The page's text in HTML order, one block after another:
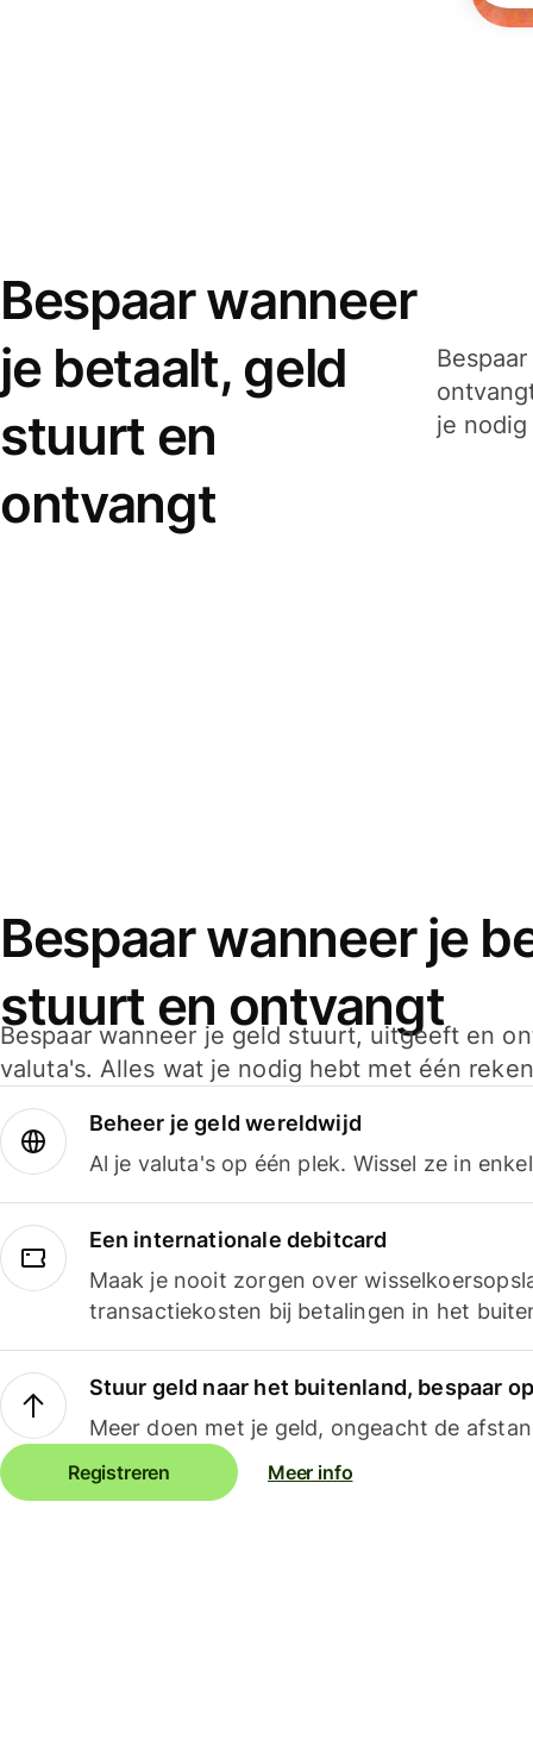
Bespaar wanneer
je betaalt, geld
stuurt en
ontvangt
je
Bespaar wanneer je
stuurt en ontvangt
Bespaar wanneer je geld stuurt, uitgeeft en
valuta's. Alles wat je nodig hebt met één
Beheer je geld wereldwijd
Al je valuta's op één plek. Wissel ze in
Een internationale debitcard
Maak je nooit zorgen over
transactiekosten bij betalingen in het
Stuur geld naar het buitenland, bespaar
Meer doen met je geld, ongeacht de
Registreren Meer info